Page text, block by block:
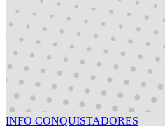
INFO CONQUISTADORES